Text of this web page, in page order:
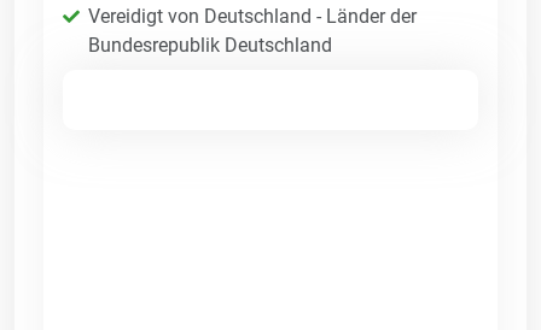
Vereidigt von Deutschland - Länder der
Bundesrepublik Deutschland